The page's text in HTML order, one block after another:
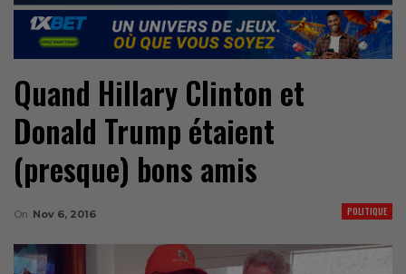
Quand Hillary Clinton et
Donald Trump étaient
(presque) bons amis
POLITIQUE
On Nov 6, 2016